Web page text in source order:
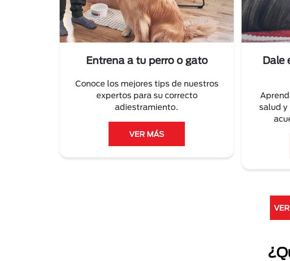
Entrena a tu perro o gato
Conoce los mejores tips de nuestros
expertos para su correcto
adiestramiento.
VER MÁS
Dale
salud